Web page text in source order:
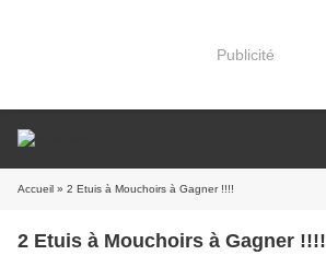
Publicité
Accueil » 2 Etuis à Mouchoirs à Gagner !!!!
2 Etuis à Mouchoirs à Gagner !!!!